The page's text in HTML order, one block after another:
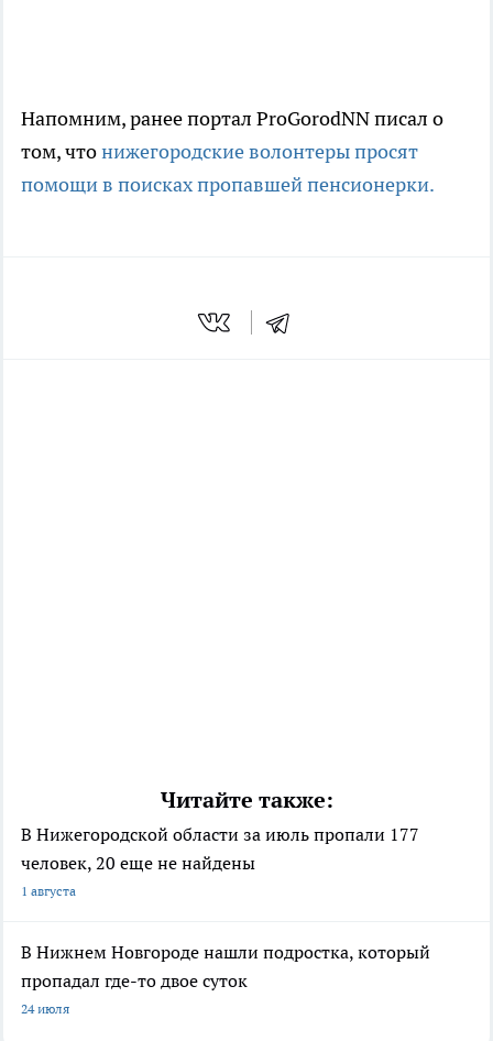
Напомним, ранее портал ProGorodNN писал о
том, чтонижегородские волонтеры просят
помощи в поисках пропавшей пенсионерки.
Читайте также:
В Нижегородской области за июль пропали 177
человек, 20 еще не найдены
1 августа
В Нижнем Новгороде нашли подростка, который
пропадал где-то двое суток
24 июля